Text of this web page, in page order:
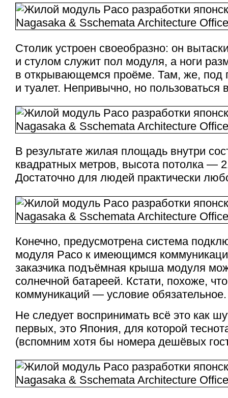
Столик устроен своеобразно: он
и стулом служит пол модуля, а ноги
в открывающемся проёме. Там, же, под
и туалет. Непривычно, но пользоваться
В результате жилая площадь внутри
квадратных метров, высота потолка —
Достаточно для людей практически
Конечно, предусмотрена система
модуля Paco к имеющимся
заказчика подъёмная крыша модуля
солнечной батареей. Кстати, похоже,
коммуникаций — условие обязательное.
Не следует воспринимать всё это как
первых, это Япония, для которой
(вспомним хотя бы номера дешёвых